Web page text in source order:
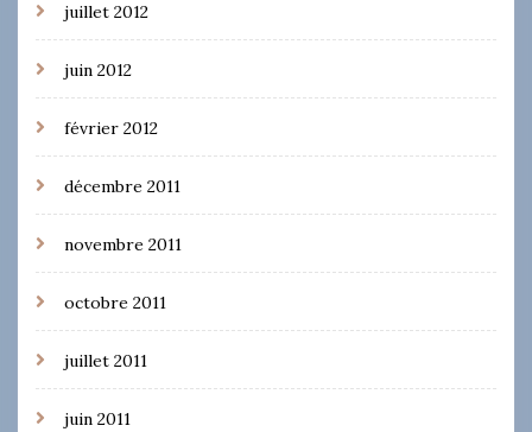
juillet 2012
juin 2012
février 2012
décembre 2011
novembre 2011
octobre 2011
juillet 2011
juin 2011